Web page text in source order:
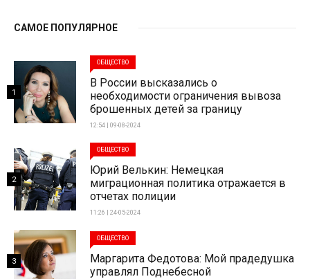
САМОЕ ПОПУЛЯРНОЕ
ОБЩЕСТВО
В России высказались о
необходимости ограничения вывоза
брошенных детей за границу
12:54 | 09-08-2024
1
ОБЩЕСТВО
Юрий Велькин: Немецкая
миграционная политика отражается в
отчетах полиции
11:26 | 24-05-2024
2
ОБЩЕСТВО
Маргарита Федотова: Мой прадедушка
управлял Поднебесной
3